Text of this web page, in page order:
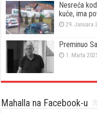
Nesreća
kuće, ima
29. Januara
Preminuo
1. Marta
Mahalla na Facebook-u